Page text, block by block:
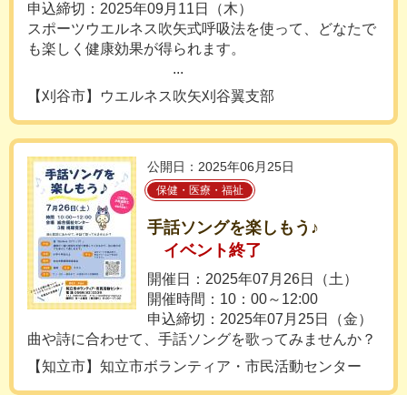
申込締切：2025年09月11日（木）
スポーツウエルネス吹矢式呼吸法を使って、どなたで
も楽しく健康効果が得られます。
...
【刈谷市】ウエルネス吹矢刈谷翼支部
公開日：2025年06月25日
保健・医療・福祉
手話ソングを楽しもう♪
イベント終了
開催日：2025年07月26日（土）
開催時間：10：00～12:00
申込締切：2025年07月25日（金）
曲や詩に合わせて、手話ソングを歌ってみませんか？
【知立市】知立市ボランティア・市民活動センター